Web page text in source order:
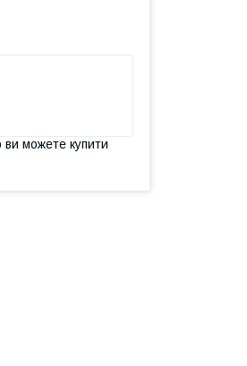
ви можете купити